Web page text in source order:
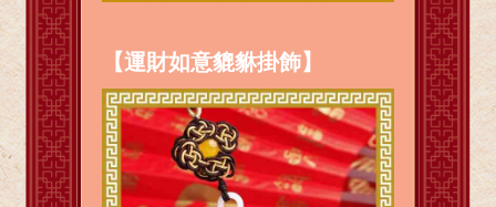
【運財如意貔貅掛飾】